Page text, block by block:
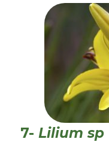
7-Lilium sp